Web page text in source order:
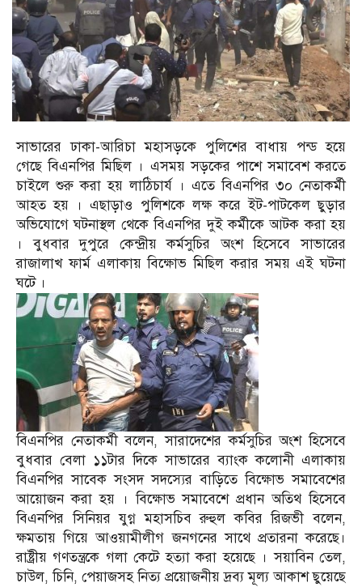
সাভারের ঢাকা-আরিচা মহাসড়কে পুলিশের বাধায় পন্ড হয়ে
গেছে বিএনপির মিছিল । এসময় সড়কের পাশে সমাবেশ করতে
চাইলে শুরু করা হয় লাঠিচার্য । এতে বিএনপির ৩০ নেতাকর্মী
আহত হয় । এছাড়াও পুলিশকে লক্ষ করে ইট-পাটকেল ছুড়ার
অভিযোগে ঘটনাস্থল থেকে বিএনপির দুই কর্মীকে আটক করা হয়
। বুধবার দুপুরে কেন্দ্রীয় কর্মসুচির অংশ হিসেবে সাভারের
রাজালাখ ফার্ম এলাকায় বিক্ষোভ মিছিল করার সময় এই ঘটনা
ঘটে ।
বিএনপির নেতাকর্মী বলেন, সারাদেশের কর্মসুচির অংশ হিসেবে
বুধবার বেলা ১১টার দিকে সাভারের ব্যাংক কলোনী এলাকায়
বিএনপির সাবেক সংসদ সদস্যের বাড়িতে বিক্ষোভ সমাবেশের
আয়োজন করা হয় । বিক্ষোভ সমাবেশে প্রধান অতিথ হিসেবে
বিএনপির সিনিয়র যুগ্ন মহাসচিব রুহুল কবির রিজভী বলেন,
ক্ষমতায় গিয়ে আওয়ামীলীগ জনগনের সাথে প্রতারনা করেছে।
রাষ্ট্রীয় গণতন্ত্রকে গলা কেটে হত্যা করা হয়েছে । সয়াবিন তেল,
চাউল, চিনি, পেয়াজসহ নিত্য প্রয়োজনীয় দ্রব্য মূল্য আকাশ ছুয়েছে